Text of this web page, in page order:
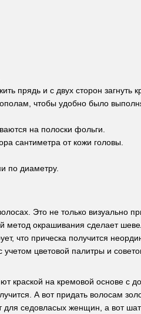
прядь и с двух сторон загнуть
чтобы удобно было
на полоски фольги.
сантиметра от кожи головы.
по диаметру.
Это не только визуально
метод окрашивания сделает
что прическа получится
цветовой палитры и
на кремовой основе с
А вот придать волосам
седовласых женщин, а вот